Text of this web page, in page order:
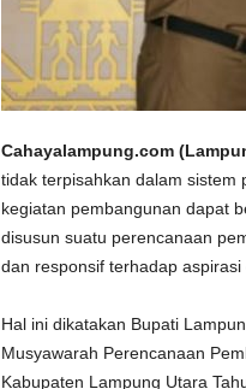
Cahayalampung.com
tidak terpisahkan dalam sistem
kegiatan pembangunan dapat
disusun suatu perencanaan
dan responsif terhadap aspirasi
Hal ini dikatakan Bupati
Musyawarah Perencanaan
Kabupaten Lampung Utara